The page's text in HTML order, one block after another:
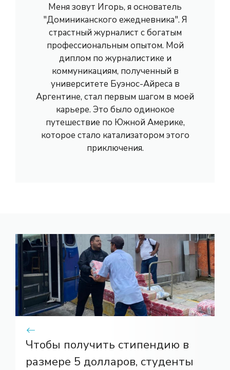
Меня зовут Игорь, я основатель
"Доминиканского ежедневника". Я
страстный журналист с богатым
профессиональным опытом. Мой
диплом по журналистике и
коммуникациям, полученный в
университете Буэнос-Айреса в
Аргентине, стал первым шагом в моей
карьере. Это было одинокое
путешествие по Южной Америке,
которое стало катализатором этого
приключения.
Чтобы получить стипендию в
размере 5 долларов, студенты